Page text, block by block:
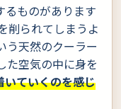
るものがあります
削られてしまうよ
う天然のクーラー
た空気の中に身を
いていくのを感じ